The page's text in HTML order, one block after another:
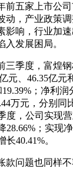
前五家上市公
动，产业政策
影响，行业加
入发展困局。
季度，富煌钢
元、46.35亿元
；净利润
万元，分别同
度，公司实现
28.66%；实现
40.41%。
问题也同样不